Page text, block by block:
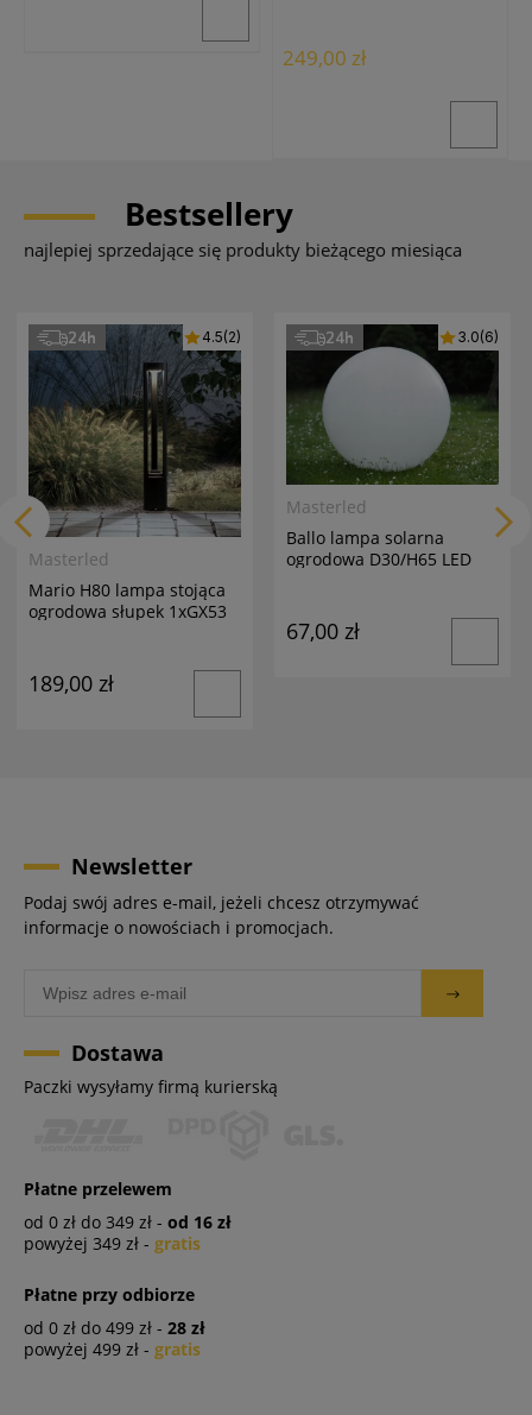
249,00 zł
Bestsellery
najlepiej sprzedające się produkty bieżącego miesiąca
24h
Masterled
Mario H80 lampa stojąca
ogrodowa słupek 1xGX53
4.5(2)
189,00 zł
24h
Masterled
Ballo lampa solarna
ogrodowa D30/H65 LED
3.0(6)
67,00 zł
Newsletter
Podaj swój adres e-mail, jeżeli chcesz otrzymywać
informacje o nowościach i promocjach.
Dostawa
Paczki wysyłamy firmą kurierską
Płatne przelewem
od 0 zł do 349 zł - od 16 zł
powyżej 349 zł - gratis
Płatne przy odbiorze
od 0 zł do 499 zł - 28 zł
powyżej 499 zł - gratis